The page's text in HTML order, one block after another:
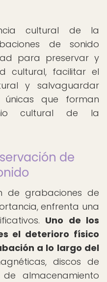
cultural de la
de sonido
para preservar y
cultural, facilitar el
y salvaguardar
únicas que forman
cultural de la
de
de grabaciones de
enfrenta una
Uno de los
el deterioro físico
a lo largo del
discos de
almacenamiento